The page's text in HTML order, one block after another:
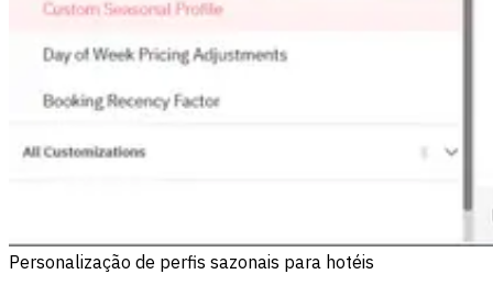
Personalização de perfis sazonais para hotéis